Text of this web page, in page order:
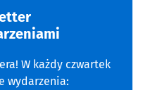
W każdy czwartek
wydarzenia: